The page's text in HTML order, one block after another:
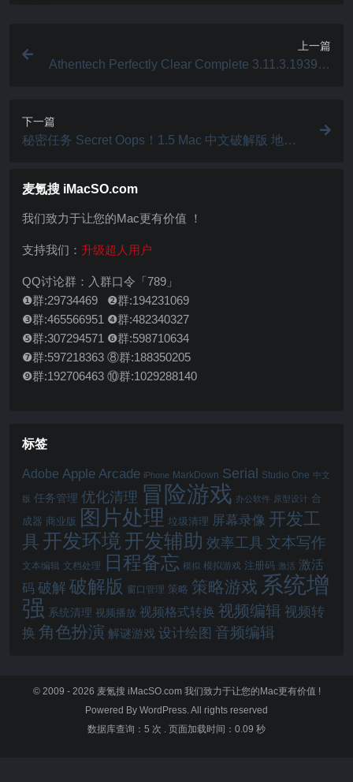
上一篇
Athentech Perfectly Clear Complete 3.11.3.1939 M
下一篇
秘密任务 Secret Oops！1.5 Mac 中文破解版 地区
麦氪搜 iMacSO.com
我们致力于让您的Mac更有价值 ！
支持我们： 升级超人用户
QQ讨论群：入群口令「789」
❶群:29734469 ❷群:194231069
❸群:465566951 ❹群:482340327
❺群:307294571 ❻群:598710634
❼群:597218363 ⑧群:188350205
❾群:192706463 ⑩群:1029288140
标签
Adobe Apple Arcade iPhone MarkDown Serial Studio One 中文
版 任务管理 优化清理 冒险游戏 办公软件 原型设计 合
成器 商业版 图片处理 垃圾清理 屏幕录像 开发工
具 开发环境 开发辅助 效率工具 文本写作
文本编辑 文档处理 日程备忘 模拟 模拟游戏 注册码 激活 激活
码 破解 破解版 窗口管理 策略 策略游戏 系统增
强 系统清理 视频播放 视频格式转换 视频编辑 视频转
换 角色扮演 解谜游戏 设计绘图 音频编辑
© 2009 - 2026 麦氪搜 iMacSO.com 我们致力于让您的Mac更有价值 !
Powered By WordPress. All rights reserved
数据库查询：5 次 . 页面加载时间：0.09 秒